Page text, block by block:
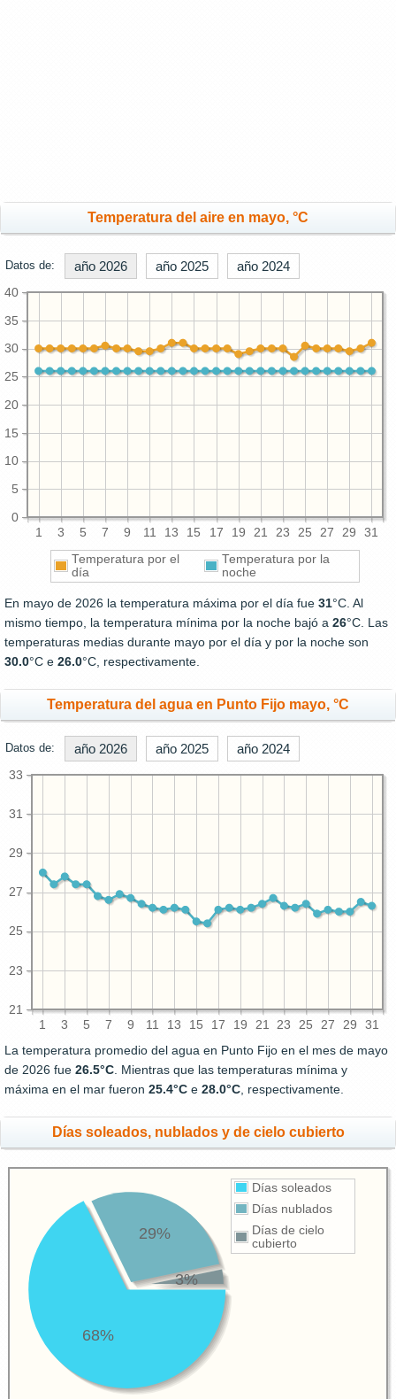
Temperatura del aire en mayo, °C
Datos de: año 2026 año 2025 año 2024
1 3 5 7 9 11 13 15 17 19 21 23 25 27 29 31
0
5
10
15
20
25
30
35
40
Temperatura por el
día
Temperatura por la
noche
En mayo de 2026 la temperatura máxima por el día fue 31°C. Al
mismo tiempo, la temperatura mínima por la noche bajó a 26°C. Las
temperaturas medias durante mayo por el día y por la noche son
30.0°C e 26.0°C, respectivamente.
Temperatura del agua en Punto Fijo mayo, °C
Datos de: año 2026 año 2025 año 2024
1 3 5 7 9 11 13 15 17 19 21 23 25 27 29 31
21
23
25
27
29
31
33
La temperatura promedio del agua en Punto Fijo en el mes de mayo
de 2026 fue 26.5°C. Mientras que las temperaturas mínima y
máxima en el mar fueron 25.4°C e 28.0°C, respectivamente.
Días soleados, nublados y de cielo cubierto
Días soleados
Días nublados
Días de cielo
cubierto
68%
29%
3%